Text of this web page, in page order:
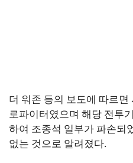
더 워존 등의 보도에 따르
로파이터였으며 해당 전투
하여 조종석 일부가 파손되
없는 것으로 알려졌다.